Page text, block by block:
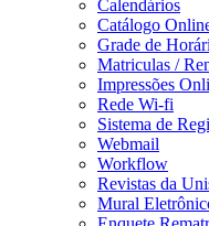
Calendários
Catálogo
Grade de
Matriculas /
Impressões
Rede Wi-fi
Sistema de
Webmail
Workflow
Revistas da
Mural